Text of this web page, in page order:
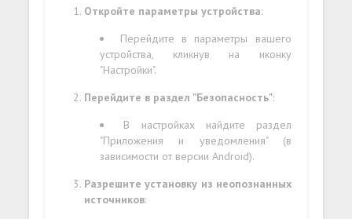
Откройте параметры устройства:
Перейдите в параметры вашего
устройства, кликнув на иконку
"Настройки".
Перейдите в раздел "Безопасность":
В настройках найдите раздел
"Приложения и уведомления" (в
зависимости от версии Android).
Разрешите установку из неопознанных
источников: